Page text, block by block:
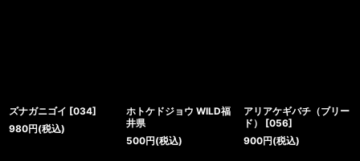
ズナガニゴイ [034]
980円(税込)
ホトケドジョウ WILD福
井県
500円(税込)
アリアケギバチ（ブリー
ド）
[056]
900円(税込)